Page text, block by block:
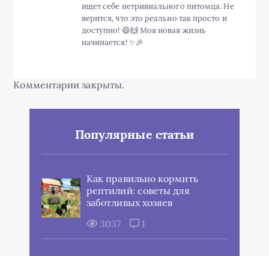
ищет себе нетривиального питомца. Не
верится, что это реально так просто и
доступно! 😄🙌 Моя новая жизнь
начинается! ✨🎉
Комментарии закрыты.
Популярные статьи
Как правильно кормить
рептилий: советы для
заботливых хозяев
3037
1